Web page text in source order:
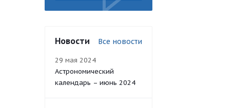
Новости Все новости
29 мая 2024
Астрономический
календарь – июнь 2024